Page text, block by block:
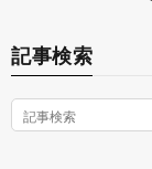
記事検索